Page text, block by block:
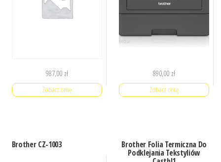
987,00 zł
Zobacz cenę
890,00 zł
Zobacz cenę
Brother CZ-1003 Brother Folia Termiczna Do
Podklejania Tekstyliów